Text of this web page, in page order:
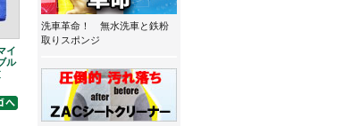
イ
ル
洗車革命！ 無水洗車と鉄粉
取りスポンジ